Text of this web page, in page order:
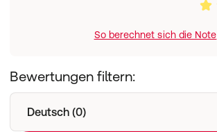
So berechnet sich die Note
Bewertungen filtern:
Deutsch (0)